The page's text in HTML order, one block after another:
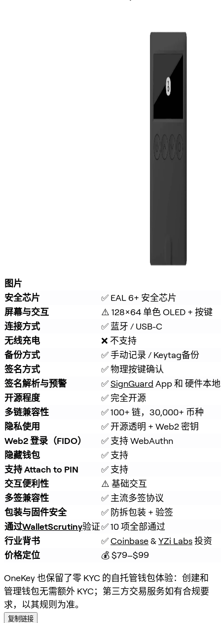
图片
安全芯片
✅ EAL 6+ 安全芯片
屏幕与交互
⚠️ 128×64 单色 OLED + 按键
连接方式
✅ 蓝牙 / USB-C
无线充电
❌ 不支持
备份方式
✅ 手动记录 / Keytag备份
签名方式
✅ 物理按键确认
签名解析与预警
✅ SignGuard App 和 硬件本
开源程度
✅ 完全开源
多链兼容性
✅ 100+ 链，30,000+ 币种
隐私使用
✅ 开源透明 + Web2 密钥
Web2 登录（FIDO）
✅ 支持 WebAuthn
隐藏钱包
✅ 支持
支持 Attach to PIN
✅ 支持
交互便利性
⚠️ 基础交互
多签兼容性
✅ 主流多签协议
包装与固件安全
✅ 防拆包装 + 验签
通过WalletScrutiny验证✅ 10 项全部通过
行业背书
✅ Coinbase & YZi Labs 投资
价格定位
💰 $79–$99
OneKey 也保留了零 KYC 的自托管钱包体验：创建和
管理钱包无需额外 KYC；第三方交易服务如有合规要
求，以其规则为准。
复制链接